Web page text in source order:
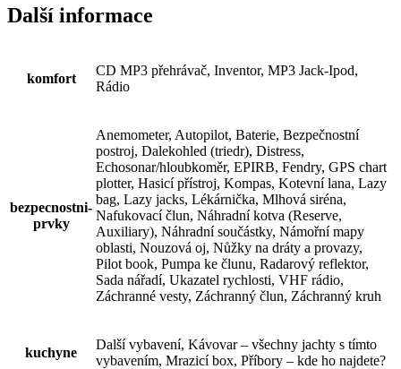
Další informace
komfort
CD MP3 přehrávač, Inventor, MP3 Jack-Ipod,
Rádio
bezpecnostni-
prvky
Anemometer, Autopilot, Baterie, Bezpečnostní
postroj, Dalekohled (triedr), Distress,
Echosonar/hloubkoměr, EPIRB, Fendry, GPS chart
plotter, Hasicí přístroj, Kompas, Kotevní lana, Lazy
bag, Lazy jacks, Lékárnička, Mlhová siréna,
Nafukovací člun, Náhradní kotva (Reserve,
Auxiliary), Náhradní součástky, Námořní mapy
oblasti, Nouzová oj, Nůžky na dráty a provazy,
Pilot book, Pumpa ke člunu, Radarový reflektor,
Sada nářadí, Ukazatel rychlosti, VHF rádio,
Záchranné vesty, Záchranný člun, Záchranný kruh
kuchyne
Další vybavení, Kávovar – všechny jachty s tímto
vybavením, Mrazicí box, Příbory – kde ho najdete?